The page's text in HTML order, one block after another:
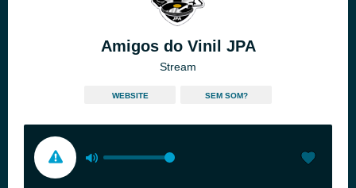
Amigos do Vinil JPA
Stream
WEBSITE SEM SOM?